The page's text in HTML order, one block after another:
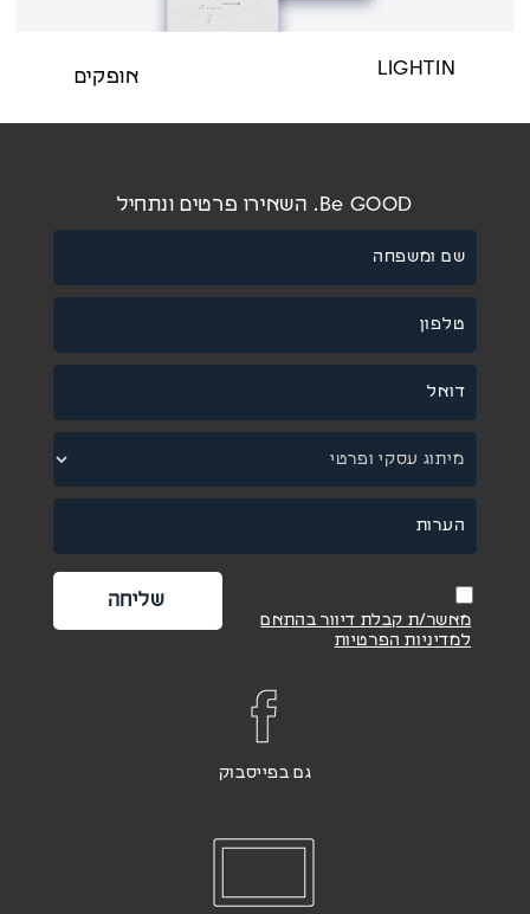
אופקים LIGHTIN
Be GOOD. השאירו פרטים ונתחיל
מאשר/ת קבלת דיוור בהתאם
למדיניות הפרטיות
גם בפייסבוק